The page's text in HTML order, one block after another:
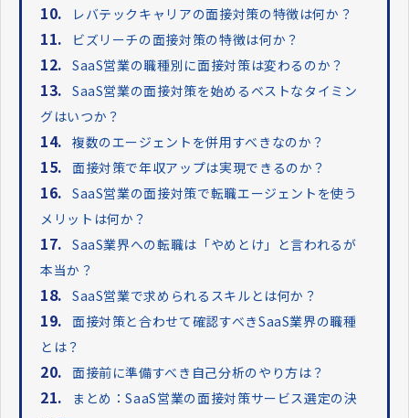
10. レバテックキャリアの面接対策の特徴は何か？
11. ビズリーチの面接対策の特徴は何か？
12. SaaS営業の職種別に面接対策は変わるのか？
13. SaaS営業の面接対策を始めるベストなタイミン
グはいつか？
14. 複数のエージェントを併用すべきなのか？
15. 面接対策で年収アップは実現できるのか？
16. SaaS営業の面接対策で転職エージェントを使う
メリットは何か？
17. SaaS業界への転職は「やめとけ」と言われるが
本当か？
18. SaaS営業で求められるスキルとは何か？
19. 面接対策と合わせて確認すべきSaaS業界の職種
とは？
20. 面接前に準備すべき自己分析のやり方は？
21.
まとめ：SaaS営業の面接対策サービス選定の決